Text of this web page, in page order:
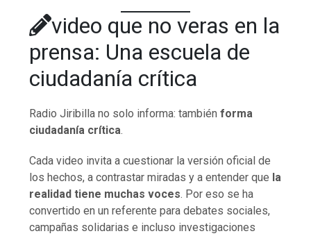
video que no veras en la
prensa: Una escuela de
ciudadanía crítica
Radio Jiribilla no solo informa: tambiénforma
ciudadanía crítica.
Cada video invita a cuestionar la versión oficial de
los hechos, a contrastar miradas y a entender que la
realidad tiene muchas voces. Por eso se ha
convertido en un referente para debates sociales,
campañas solidarias e incluso investigaciones